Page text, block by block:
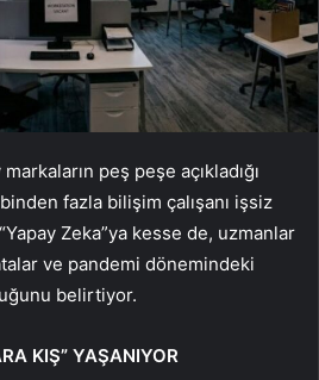
peş peşe açıkladığı
fazla bilişim çalışanı işsiz
Zeka”ya kesse de, uzmanlar
ve pandemi dönemindeki
belirtiyor.
KIŞ” YAŞANIYOR